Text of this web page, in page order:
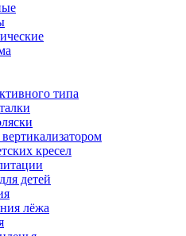
типа
кресел
детей
лёжа